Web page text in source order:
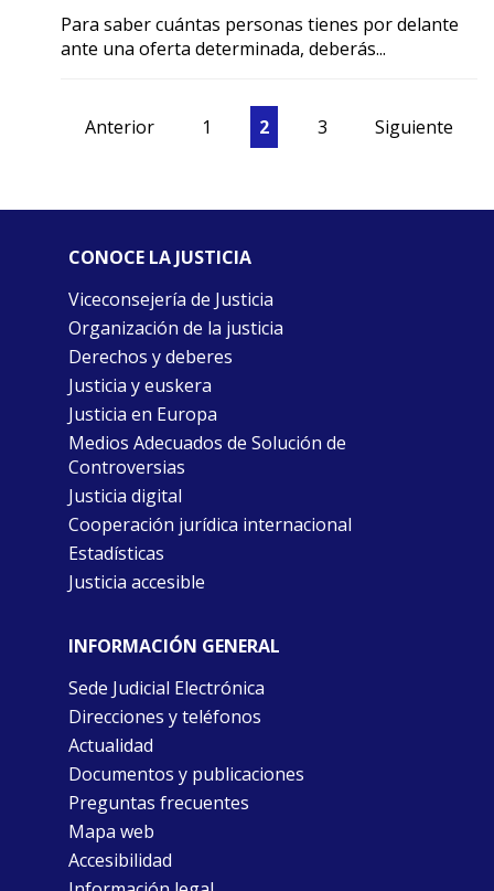
Para saber cuántas personas tienes por delante
ante una oferta determinada, deberás...
Anterior 1 2 3 Siguiente
CONOCE LA JUSTICIA
Viceconsejería de Justicia
Organización de la justicia
Derechos y deberes
Justicia y euskera
Justicia en Europa
Medios Adecuados de Solución de
Controversias
Justicia digital
Cooperación jurídica internacional
Estadísticas
Justicia accesible
INFORMACIÓN GENERAL
Sede Judicial Electrónica
Direcciones y teléfonos
Actualidad
Documentos y publicaciones
Preguntas frecuentes
Mapa web
Accesibilidad